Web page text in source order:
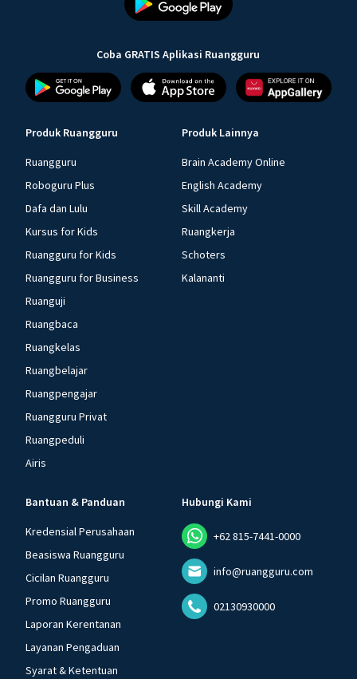
Coba GRATIS Aplikasi Ruangguru
Produk Ruangguru
Ruangguru
Roboguru Plus
Dafa dan Lulu
Kursus for Kids
Ruangguru for Kids
Ruangguru for Business
Ruanguji
Ruangbaca
Ruangkelas
Ruangbelajar
Ruangpengajar
Ruangguru Privat
Ruangpeduli
Airis
Produk Lainnya
Brain Academy Online
English Academy
Skill Academy
Ruangkerja
Schoters
Kalananti
Bantuan & Panduan
Kredensial Perusahaan
Beasiswa Ruangguru
Cicilan Ruangguru
Promo Ruangguru
Laporan Kerentanan
Layanan Pengaduan
Syarat & Ketentuan
Hubungi Kami
+62 815-7441-0000
info@ruangguru.com
02130930000